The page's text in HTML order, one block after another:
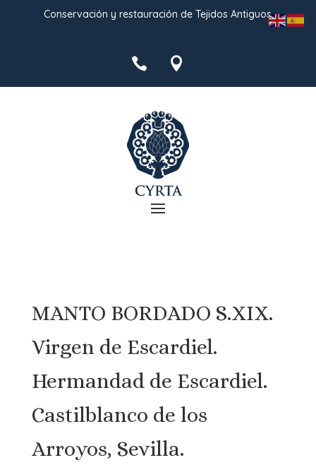
Conservación y restauración de Tejidos Antiguos
 
MANTO BORDADO S.XIX.
Virgen de Escardiel.
Hermandad de Escardiel.
Castilblanco de los
Arroyos, Sevilla.